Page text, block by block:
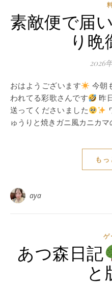
素敵便で届
り晩
2026
おはようございます
今朝
われてる彩歌さんです
昨
送ってくださいました
ゅうりと焼きガニ風カニカ
も
aya
ゲ
あつ森日記
と